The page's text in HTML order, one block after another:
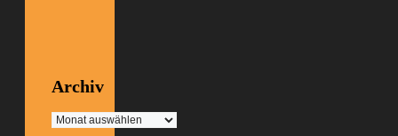
Archiv
Archiv